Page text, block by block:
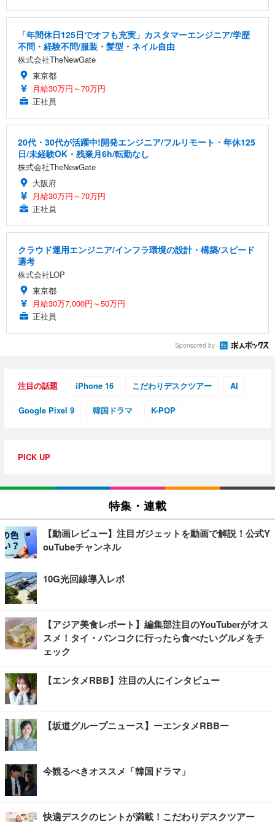
「年間休日125日でオフも充実」カスタマーエンジニア/学歴
不問・経験不問/服装・髪型・ネイル自由
株式会社TheNewGate
東京都
月給30万円～70万円
正社員
20代・30代が活躍中!開発エンジニア/フルリモート・年休125
日/未経験OK・残業月6h/転勤なし
株式会社TheNewGate
大阪府
月給30万円～70万円
正社員
クラウド運用エンジニア/インフラ環境の設計・構築/スピード
選考
株式会社LOP
東京都
月給30万7,000円～50万円
正社員
Sponsored by
注目の話題 iPhone 16 こだわりデスクツアー AI
Google Pixel 9 韓国ドラマ K-POP
PICK UP
特集・連載
【動画レビュー】注目ガジェットを動画で解説！公式Y
ouTubeチャンネル
10G光回線導入レポ
【アジア美食レポート】編集部注目のYouTuberがオス
スメ！タイ・バンコクに行ったら食べたいグルメをチ
ェック
【エンタメRBB】注目の人にインタビュー
【坂道グループニュース】ーエンタメRBBー
今観るべきオススメ「韓国ドラマ」
快適デスクのヒントが満載！こだわりデスクツアー